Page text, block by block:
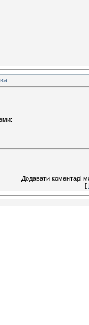
Додавати коментарі
[